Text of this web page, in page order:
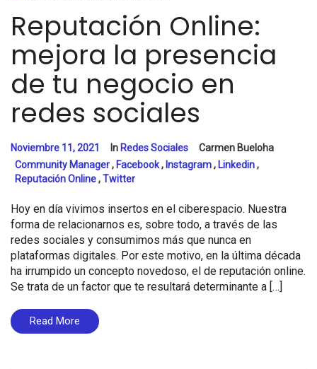
Reputación Online:
mejora la presencia
de tu negocio en
redes sociales
Noviembre 11, 2021 In Redes Sociales
Carmen Bueloha
Community Manager, Facebook, Instagram, Linkedin,
Reputación Online,Twitter
Hoy en día vivimos insertos en el ciberespacio. Nuestra
forma de relacionarnos es, sobre todo, a través de las
redes sociales y consumimos más que nunca en
plataformas digitales. Por este motivo, en la última década
ha irrumpido un concepto novedoso, el de reputación online.
Se trata de un factor que te resultará determinante a […]
Read More